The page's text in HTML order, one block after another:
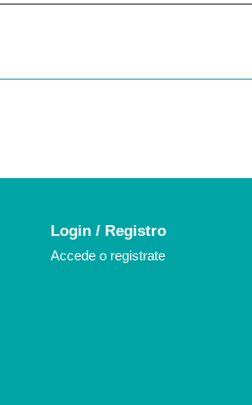
Login / Registro
Accede o registrate